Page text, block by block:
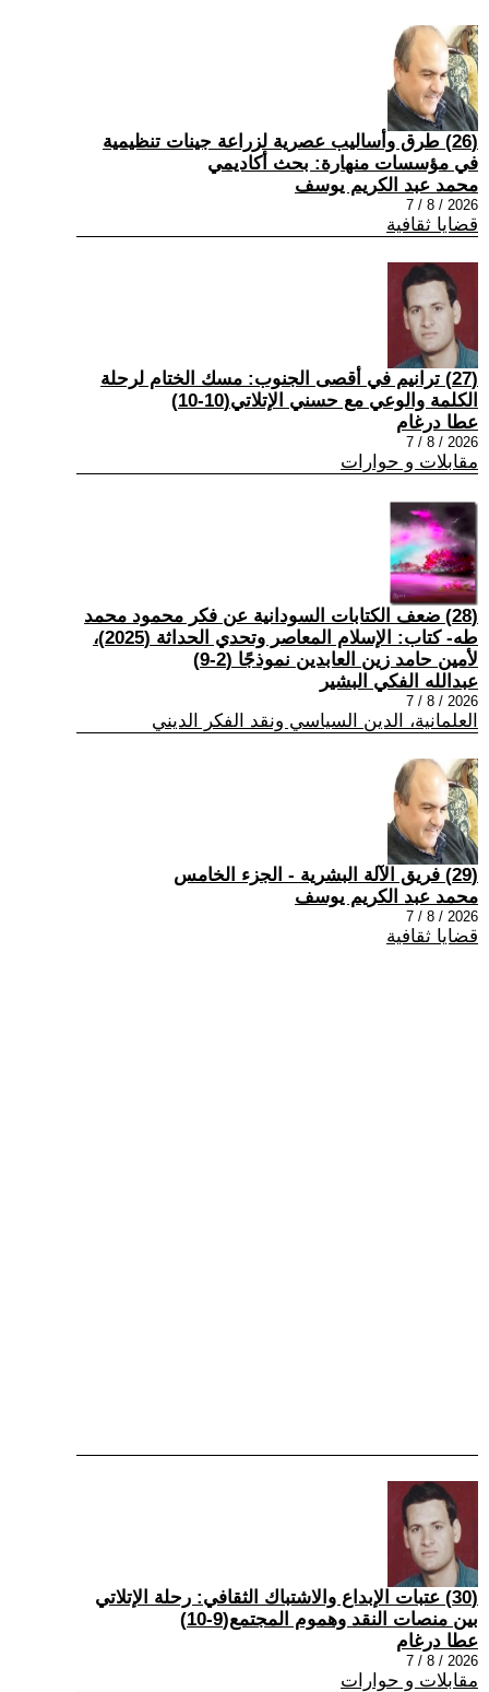
(26) طرق وأساليب عصرية لزراعة جينات تنظيمية
في مؤسسات منهارة: بحث أكاديمي
محمد عبد الكريم يوسف
2026 / 8 / 7
قضايا ثقافية
(27) ترانيم في أقصى الجنوب: مسك الختام لرحلة
الكلمة والوعي مع حسني الإتلاتي(10-10)
عطا درغام
2026 / 8 / 7
مقابلات و حوارات
(28) ضعف الكتابات السودانية عن فكر محمود محمد
طه- كتاب: الإسلام المعاصر وتحدي الحداثة (2025)،
لأمين حامد زين العابدين نموذجًا (2-9)
عبدالله الفكي البشير
2026 / 8 / 7
العلمانية، الدين السياسي ونقد الفكر الديني
(29) فريق الآلة البشرية - الجزء الخامس
محمد عبد الكريم يوسف
2026 / 8 / 7
قضايا ثقافية
(30) عتبات الإبداع والاشتباك الثقافي: رحلة الإتلاتي
بين منصات النقد وهموم المجتمع(9-10)
عطا درغام
2026 / 8 / 7
مقابلات و حوارات